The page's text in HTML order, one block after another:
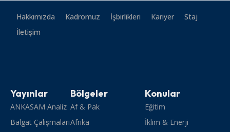
Hakkımızda Kadromuz İşbirlikleri Kariyer
Staj
İletişim
Yayınlar
ANKASAM Analiz
Balgat Çalışmaları
Bölgeler
Af & Pak
Afrika
Konular
Eğitim
İklim & Enerji